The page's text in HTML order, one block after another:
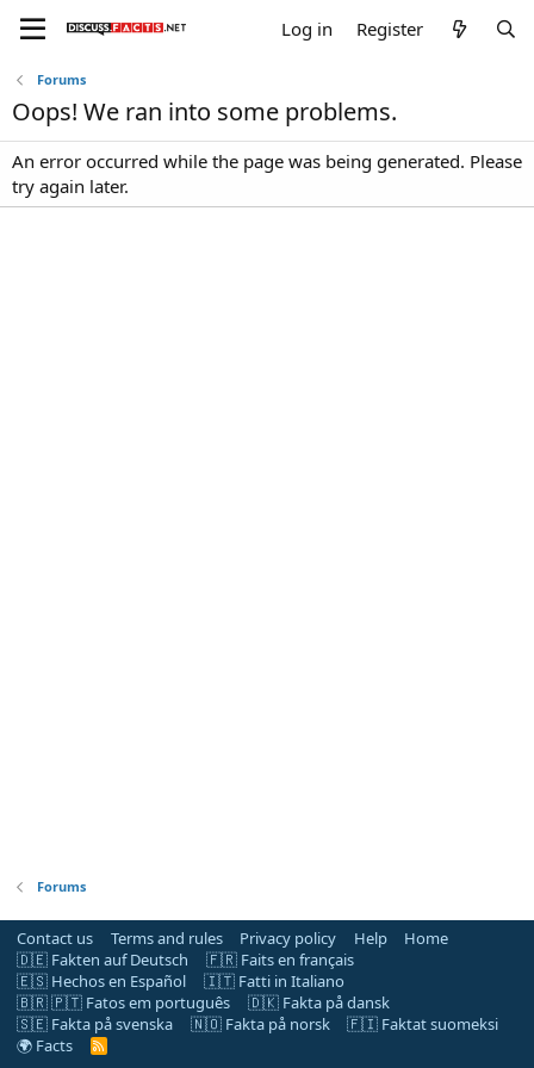
Log in Register
Forums
Oops! We ran into some problems.
An error occurred while the page was being generated. Please
try again later.
Forums
Contact us Terms and rules Privacy policy Help
Home
🇩🇪 Fakten auf Deutsch
🇫🇷 Faits en français
🇪🇸 Hechos en Español
🇮🇹 Fatti in Italiano
🇧🇷 🇵🇹 Fatos em português
🇩🇰 Fakta på dansk
🇸🇪 Fakta på svenska
🇳🇴 Fakta på norsk
🇫🇮 Faktat suomeksi
🌍 Facts
R